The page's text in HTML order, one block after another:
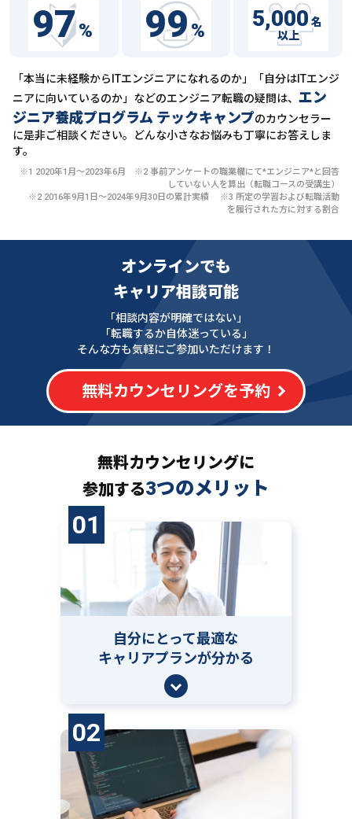
97% 99% 5,000 名
以上
「本当に未経験からITエンジニアになれるのか」「自分はITエンジ
ニアに向いているのか」などのエンジニア転職の疑問は、 エン
ジニア養成プログラム テックキャンプのカウンセラー
に是非ご相談ください。どんな小さなお悩みも丁寧にお答えしま
す。
※1 2020年1月〜2023年6月 ※2 事前アンケートの職業欄にて*エンジニア*と回答
していない人を算出（転職コースの受講生）
※2 2016年9月1日〜2024年9月30日の累計実績 ※3 所定の学習および転職活動
を履行された方に対する割合
オンラインでも
キャリア相談可能
「相談内容が明確ではない」
「転職するか自体迷っている」
そんな方も気軽にご参加いただけます！
無料カウンセリングを予約
無料カウンセリングに
参加する3つのメリット
01
自分にとって最適な
キャリアプランが分かる
02